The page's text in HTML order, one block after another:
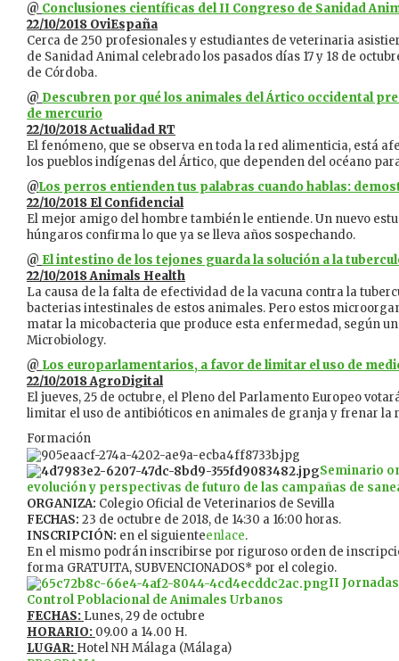
@ Conclusiones científicas del II Congreso de Sanidad
22/10/2018 OviEspaña
Cerca de 250 profesionales y estudiantes de veterinaria
de Sanidad Animal celebrado los pasados días 17 y 18 de
de Córdoba.
@ Descubren por qué los animales del Ártico occidental
de mercurio
22/10/2018 Actualidad RT
El fenómeno, que se observa en toda la red alimenticia, está
los pueblos indígenas del Ártico, que dependen del océano
@Los perros entienden tus palabras cuando hablas:
22/10/2018 El Confidencial
El mejor amigo del hombre también le entiende. Un nuevo
húngaros confirma lo que ya se lleva años sospechando.
@ El intestino de los tejones guarda la solución a la
22/10/2018 Animals Health
La causa de la falta de efectividad de la vacuna contra la
bacterias intestinales de estos animales. Pero estos
matar la micobacteria que produce esta enfermedad, según
Microbiology.
@ Los europarlamentarios, a favor de limitar el uso de
22/10/2018 AgroDigital
El jueves, 25 de octubre, el Pleno del Parlamento Europeo
limitar el uso de antibióticos en animales de granja y frenar la
Formación
Seminario
evolución y perspectivas de futuro de las campañas de
ORGANIZA: Colegio Oficial de Veterinarios de Sevilla
FECHAS: 23 de octubre de 2018, de 14:30 a 16:00 horas.
INSCRIPCIÓN: en el siguienteenlace.
En el mismo podrán inscribirse por riguroso orden de
forma GRATUITA, SUBVENCIONADOS* por el colegio.
II
Control Poblacional de Animales Urbanos
FECHAS: Lunes, 29 de octubre
HORARIO: 09.00 a 14.00 H.
LUGAR: Hotel NH Málaga (Málaga)